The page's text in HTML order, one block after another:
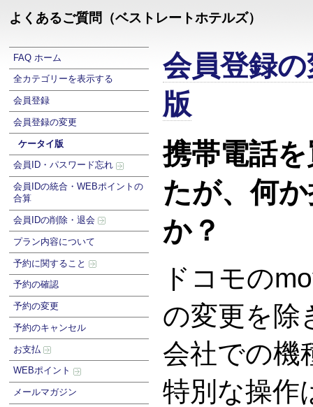
よくあるご質問（ベストレートホテルズ）
FAQ ホーム
全カテゴリーを表示する
会員登録
会員登録の変更
ケータイ版
会員ID・パスワード忘れ
会員IDの統合・WEBポイントの
合算
会員IDの削除・退会
プラン内容について
予約に関すること
予約の確認
予約の変更
予約のキャンセル
お支払
WEBポイント
メールマガジン
会員登録
版
携帯電話
たが、何
か？
ドコモの
の変更を除
会社での機
特別な操作